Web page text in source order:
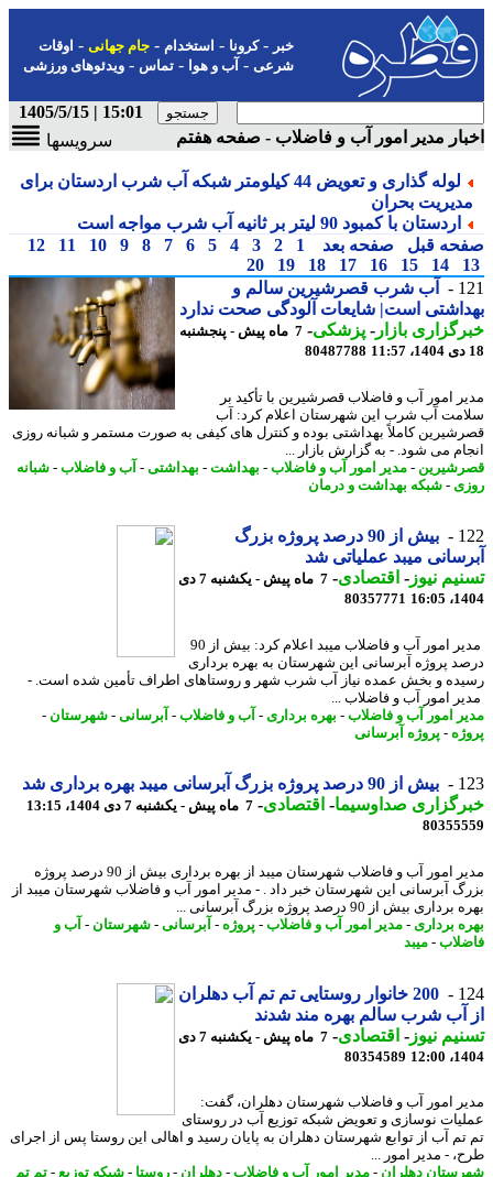
-کرونا-استخدام- جام جهانی-اوقات
شرعی-آب و هوا-تماس-ویدئوهای ورزشی
15:01 | 1405/5/15
مدیر امور آب و فاضلاب - صفحه هفتم
سرویسها
لوله گذاری و تعویض 44 کیلومتر شبکه آب شرب اردستان برای
بحران
اردستان با کمبود 90 لیتر بر ثانیه آب شرب مواجه است
قبل صفحه بعد 1
2
3
4
5
6
7
8
9
10
11
12
14
15
16
17
18
19
20
آب شرب قصرشیرین سالم و
است| شایعات آلودگی صحت ندارد
بازار- پزشکی-
7 ماه پیش - پنجشنبه
80487788
امور آب و فاضلاب قصرشیرین با تأکید بر
آب شرب این شهرستان اعلام کرد: آب
کاملاً بهداشتی بوده و کنترل های کیفی به صورت مستمر و شبانه روزی
می شود. - به گزارش بازار ...
- مدیر امور آب و فاضلاب-بهداشت -بهداشتی-آب و فاضلاب-شبانه
- شبکه بهداشت و درمان
بیش از 90 درصد پروژه بزرگ
میبد عملیاتی شد
نیوز-اقتصادی-
7 ماه پیش - یکشنبه 7 دی
80357771
مدیر امور آب و فاضلاب میبد اعلام کرد: بیش از 90
پروژه آبرسانی این شهرستان به بهره برداری
و بخش عمده نیاز آب شرب شهر و روستاهای اطراف تأمین شده است. -
امور آب و فاضلاب ...
امور آب و فاضلاب-بهره برداری- آب و فاضلاب-آبرسانی-شهرستان-
-پروژه آبرسانی
بیش از 90 درصد پروژه بزرگ آبرسانی میبد بهره برداری شد
صداوسیما-اقتصادی-7 ماه پیش - یکشنبه 7 دی 1404، 13:15
مدیر امور آب و فاضلاب شهرستان میبد از بهره برداری بیش از 90 درصد پروژه
آبرسانی این شهرستان خبر داد . - مدیر امور آب و فاضلاب شهرستان میبد از
بیش از 90 درصد پروژه بزرگ آبرسانی ...
برداری- مدیر امور آب و فاضلاب-پروژه-آبرسانی-شهرستان-آب و
-میبد
200 خانوار روستایی تم تم آب دهلران
آب شرب سالم بهره مند شدند
نیوز-اقتصادی-
7 ماه پیش - یکشنبه 7 دی
80354589
امور آب و فاضلاب شهرستان دهلران، گفت:
نوسازی و تعویض شبکه توزیع آب در روستای
آب از توابع شهرستان دهلران به پایان رسید و اهالی این روستا پس از اجرای
- مدیر امور ...
دهلران- مدیر امور آب و فاضلاب-دهلران- روستا-شبکه توزیع- تم تم